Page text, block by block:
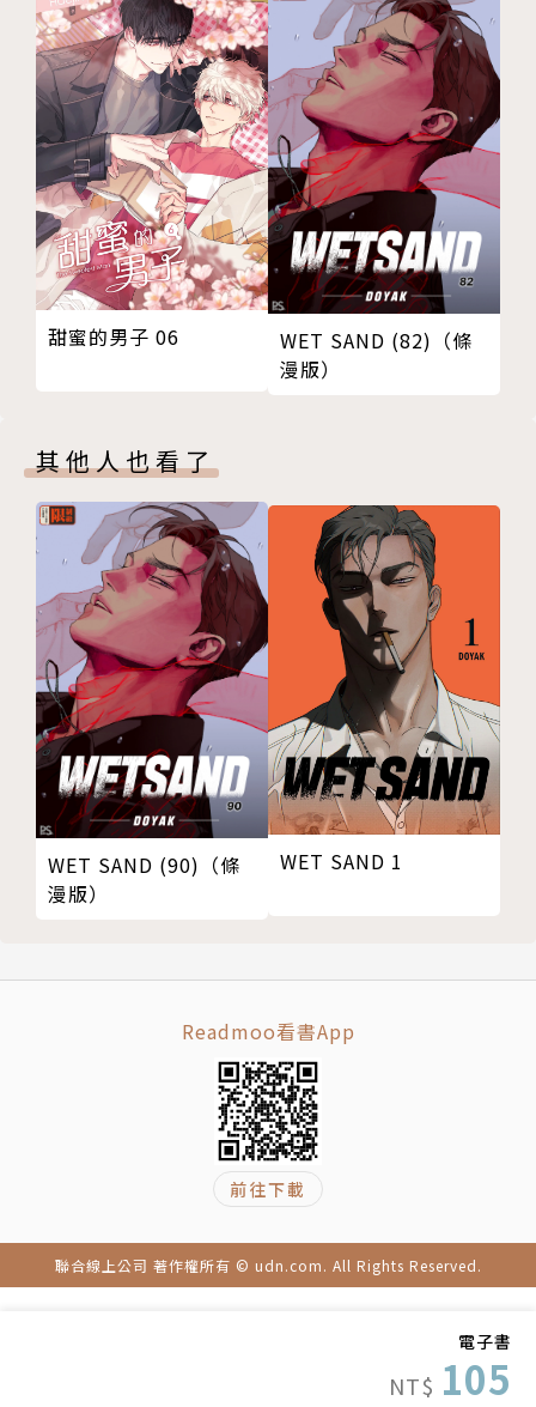
電子書
NT$ 105
甜蜜的男子 06
WET SAND (82)（條
漫版）
其他人也看了
WET SAND (90)（條
漫版）
WET SAND 1
Readmoo看書App
前往下載
聯合線上公司 著作權所有 © udn.com. All Rights Reserved.